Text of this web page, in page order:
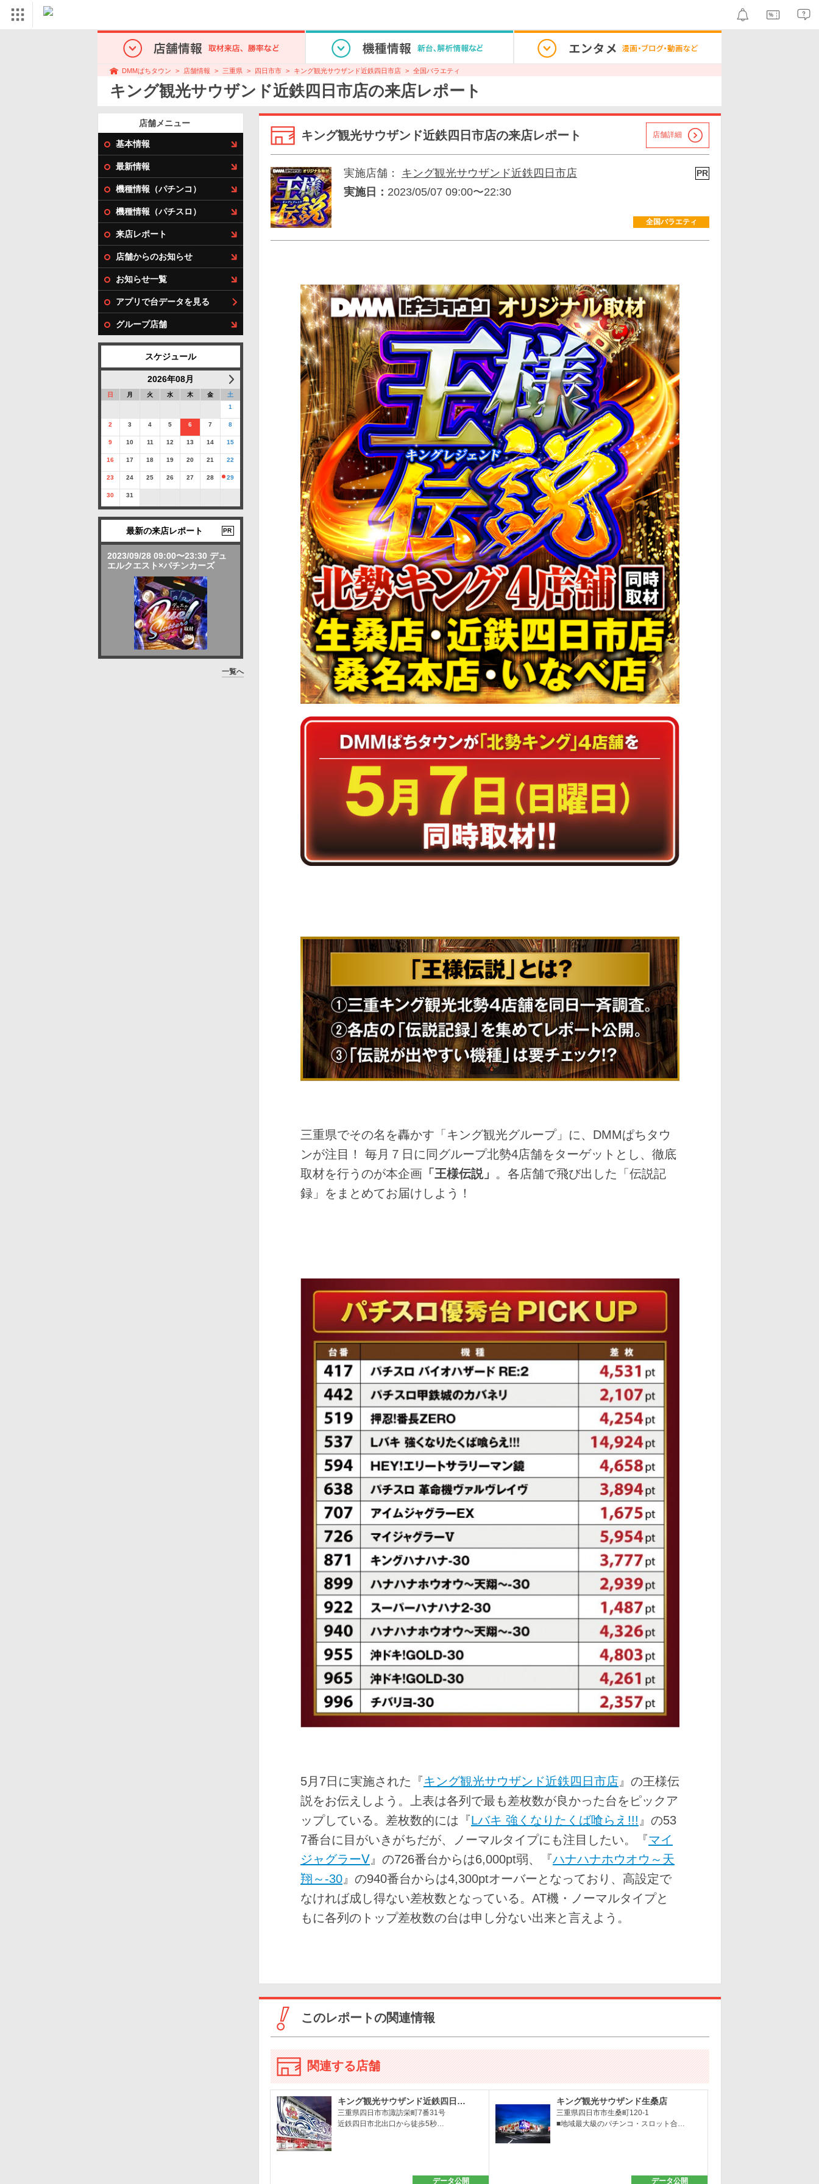
DMMぱちタウン 店舗情報 三重県 四日市市 キング観光サウザンド近鉄四日市店 全国バラエティ
キング観光サウザンド近鉄四日市店の来店レポート
店舗メニュー
基本情報
最新情報
機種情報（パチンコ）
機種情報（パチスロ）
来店レポート
店舗からのお知らせ
お知らせ一覧
アプリで台データを見る
グループ店舗
スケジュール
2026年08月
日 月 火 水 木 金
土
1
2 3 4 5 6 7 8
9 10 11 12 13 14 15
16 17 18 19 20 21 22
23 24 25 26 27 28 29
30 31
最新の来店レポート PR
2023/09/28 09:00〜23:30 デュ
エルクエスト×パチンカーズ
一覧へ
キング観光サウザンド近鉄四日市店の来店レポート 店舗詳細
実施店舗： キング観光サウザンド近鉄四日市店 PR
実施日： 2023/05/07 09:00〜22:30
全国バラエティ
三重県でその名を轟かす「キング観光グループ」に、DMMぱちタウ
ンが注目！ 毎月７日に同グループ北勢4店舗をターゲットとし、徹底
取材を行うのが本企画 「王様伝説」 。各店舗で飛び出した「伝説記
録」をまとめてお届けしよう！
5月7日に実施された『キング観光サウザンド近鉄四日市店 』の王様伝
説をお伝えしよう。上表は各列で最も差枚数が良かった台をピックア
ップしている。差枚数的には『Lバキ 強くなりたくば喰らえ!!! 』の53
7番台に目がいきがちだが、ノーマルタイプにも注目したい。『マイ
ジャグラーⅤ 』の726番台からは6,000pt弱、『ハナハナホウオウ～天
翔～-30 』の940番台からは4,300ptオーバーとなっており、高設定で
なければ成し得ない差枚数となっている。AT機・ノーマルタイプと
もに各列のトップ差枚数の台は申し分ない出来と言えよう。
このレポートの関連情報
関連する店舗
キング観光サウザンド近鉄四日…
三重県四日市市諏訪栄町7番31号
近鉄四日市北出口から徒歩5秒…
データ公開
キング観光サウザンド生桑店
三重県四日市市生桑町120-1
■地域最大級のパチンコ・スロット合…
データ公開